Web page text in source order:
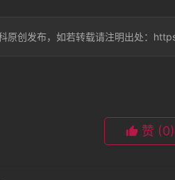
原创发布，如若转载请注明出处：
赞 (0)